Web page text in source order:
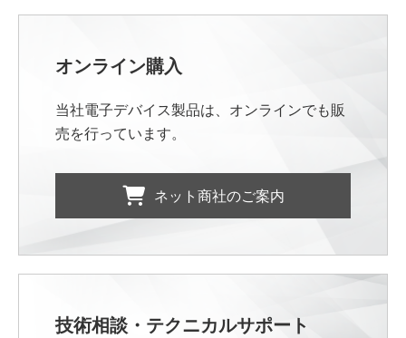
オンライン購入
当社電子デバイス製品は、オンラインでも販
売を行っています。
ネット商社のご案内
技術相談・テクニカルサポート